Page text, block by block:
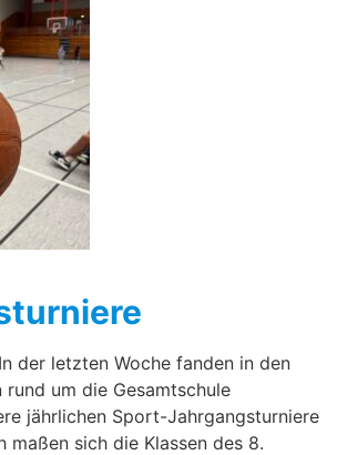
der letzten Woche fanden in den
um die Gesamtschule
jährlichen Sport-Jahrgangsturniere
sich die Klassen des 8.